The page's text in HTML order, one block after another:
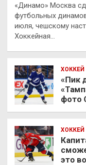
«Динамо» Москва
футбольных
июля, чешскому
Хоккейная…
ХОККЕЙ
«Пик
фото
ХОККЕЙ
это